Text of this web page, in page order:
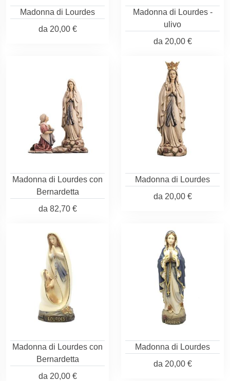
Madonna di Lourdes
da 20,00 €
Madonna di Lourdes -
ulivo
da 20,00 €
Madonna di Lourdes con
Bernardetta
da 82,70 €
Madonna di Lourdes
da 20,00 €
Madonna di Lourdes con
Bernardetta
da 20,00 €
Madonna di Lourdes
da 20,00 €